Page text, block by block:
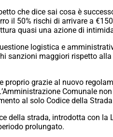
che dice sai cosa è
il 50% rischi di arrivare a
quasi una azione di
logistica e
sanzioni maggiori rispetto
proprio grazie al nuovo
Comunale
al solo Codice della Strada
della strada, introdotta con
prolungato.